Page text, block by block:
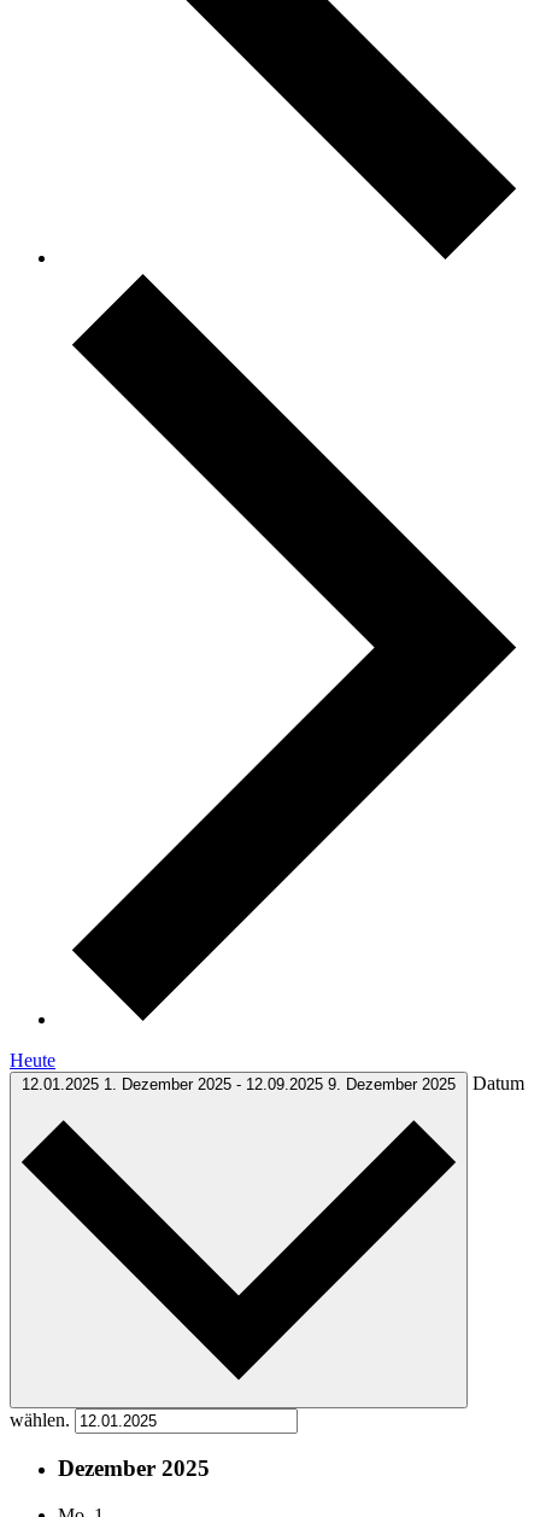
Heute
12.01.2025 1. Dezember 2025 - 12.09.2025 9. Dezember 2025 Datum
wählen.
Dezember 2025